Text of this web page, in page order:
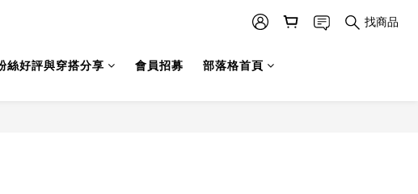
找商品
絲好評與穿搭分享 會員招募 部落格首頁